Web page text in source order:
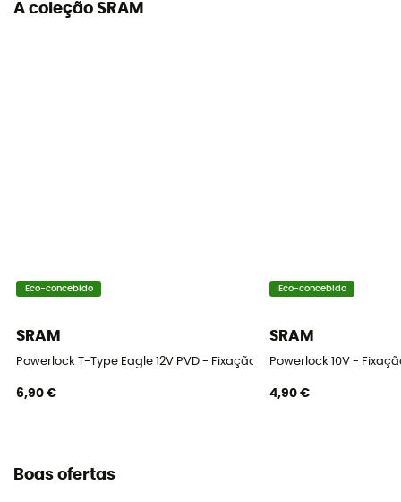
A coleção SRAM
Eco-concebido
SRAM
Powerlock T-Type Eagle 12V PVD - Fixação rápida Corrente
6,90 €
Eco-concebido
SRAM
Powerlock 10V -
4,90 €
Boas ofertas